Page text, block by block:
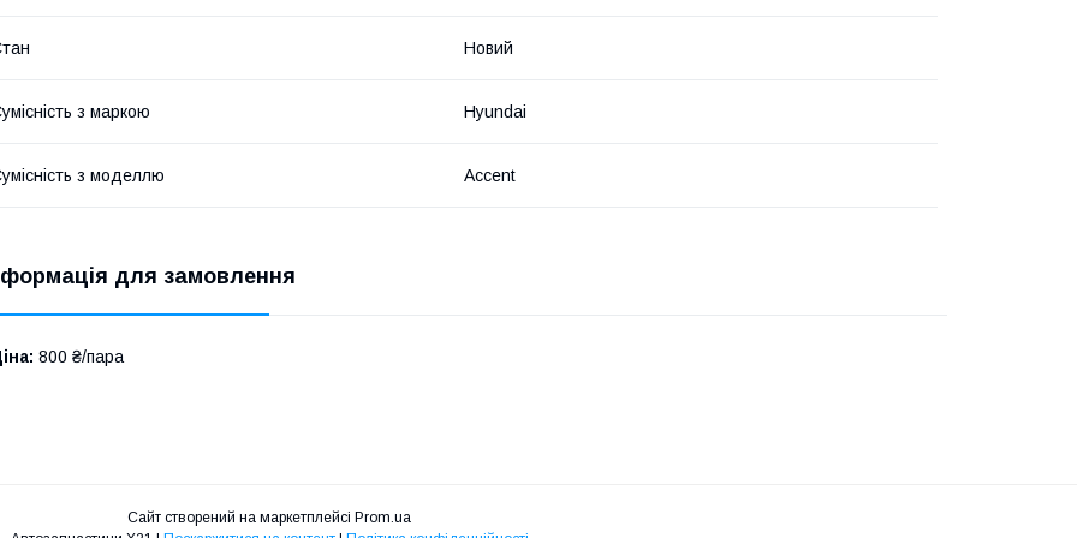
Новий
з маркою Hyundai
з моделлю Accent
для замовлення
800 ₴/пара
Сайт створений на маркетплейсі Prom.ua